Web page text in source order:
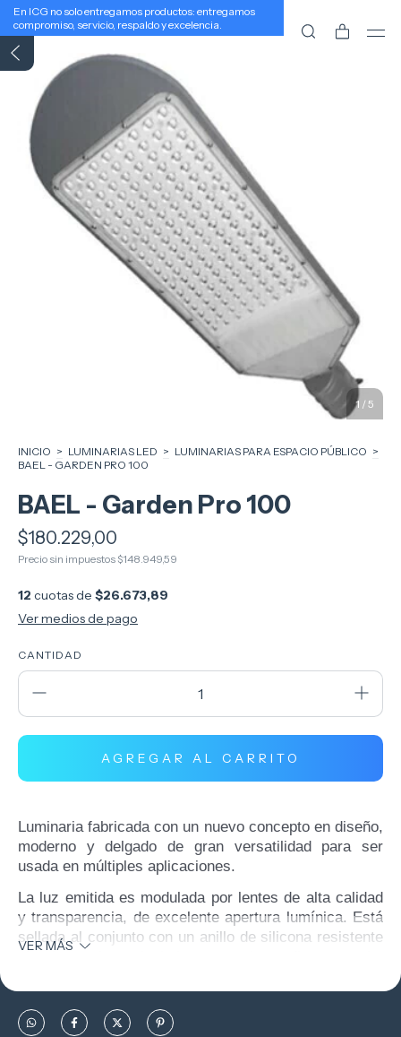
En ICG no solo entregamos productos: entregamos
compromiso, servicio, respaldo y excelencia.
1 / 5
INICIO > LUMINARIAS LED > LUMINARIAS PARA ESPACIO PÚBLICO >
BAEL - GARDEN PRO 100
BAEL - Garden Pro 100
$180.229,00
Precio sin impuestos $148.949,59
12 cuotas de $26.673,89
Ver medios de pago
CANTIDAD
Luminaria fabricada con un nuevo concepto en diseño,
moderno y delgado de gran versatilidad para ser
usada en múltiples aplicaciones.
La luz emitida es modulada por lentes de alta calidad
y transparencia, de excelente apertura lumínica. Está
sellada al conjunto con un anillo de silicona resistente
inoxidable.
Equipado con un driver hermético 85-265V, LEDs de
VER MÁS